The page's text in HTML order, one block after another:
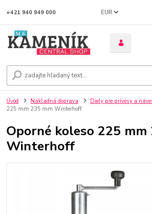
EUR
+421 940 949 000
Úvod Nákladná doprava Diely pre prívesy a
225 mm 235 mm Winterhoff
Oporné koleso 225 mm
Winterhoff